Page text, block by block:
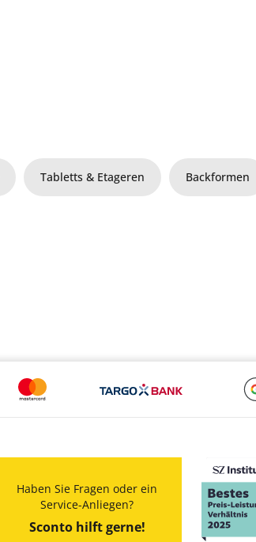
Tabletts & Etageren Backformen
Haben Sie Fragen oder ein
Service-Anliegen?
Sconto hilft gerne!